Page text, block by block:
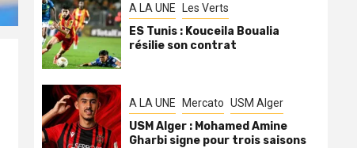
A LA UNE Les Verts
ES Tunis : Kouceila Boualia
résilie son contrat
A LA UNE Mercato USM Alger
USM Alger : Mohamed Amine
Gharbi signe pour trois saisons